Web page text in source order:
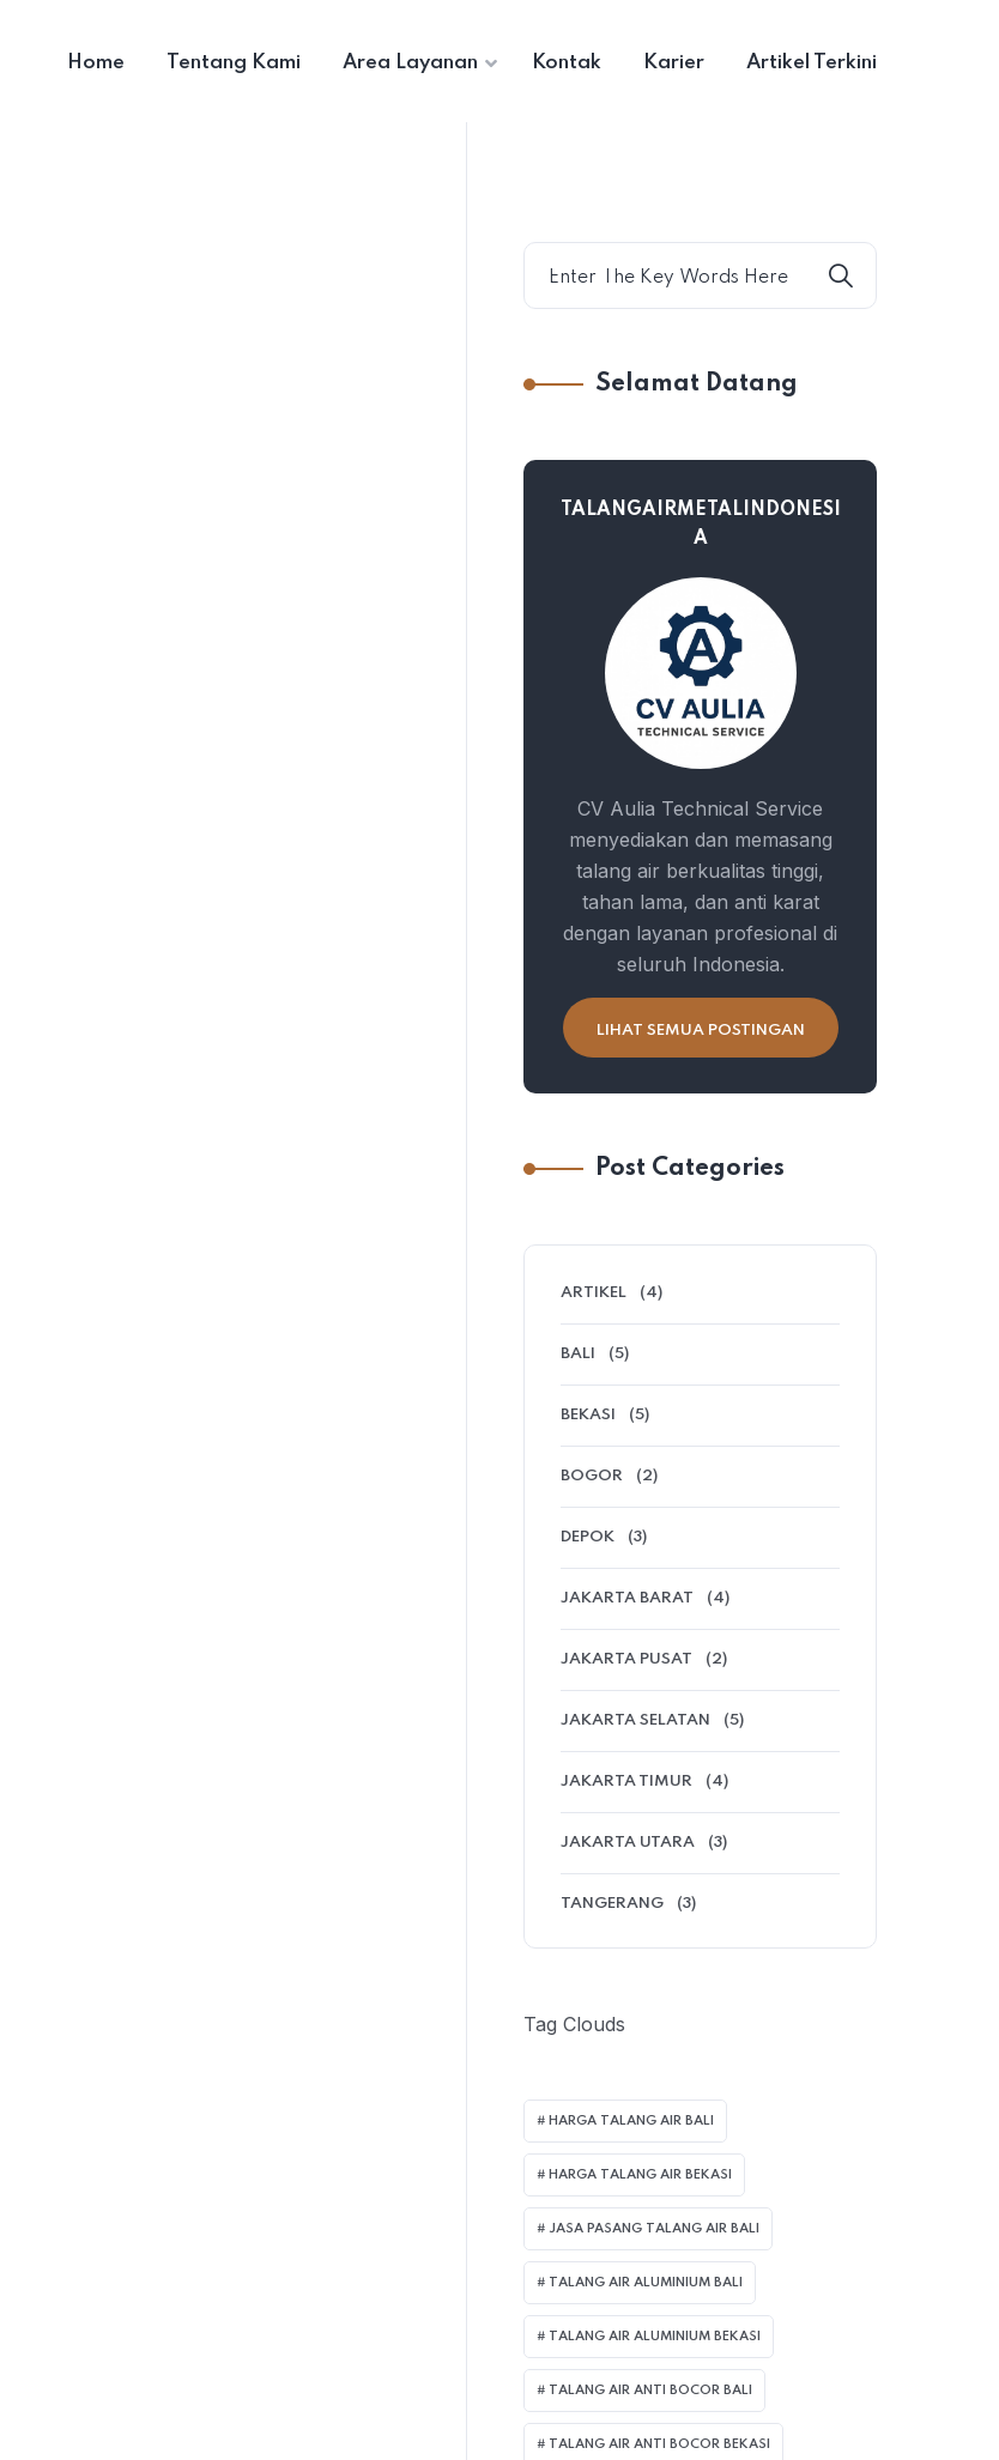
Home Tentang Kami Area Layanan Kontak Karier Artikel Terkini
Selamat Datang
TALANGAIRMETALINDONESI
A
CV Aulia Technical Service
menyediakan dan memasang
talang air berkualitas tinggi,
tahan lama, dan anti karat
dengan layanan profesional di
seluruh Indonesia.
LIHAT SEMUA POSTINGAN
Post Categories
ARTIKEL (4)
BALI (5)
BEKASI (5)
BOGOR (2)
DEPOK (3)
JAKARTA BARAT (4)
JAKARTA PUSAT (2)
JAKARTA SELATAN (5)
JAKARTA TIMUR (4)
JAKARTA UTARA (3)
TANGERANG (3)
Tag Clouds
HARGA TALANG AIR BALI
HARGA TALANG AIR BEKASI
JASA PASANG TALANG AIR BALI
TALANG AIR ALUMINIUM BALI
TALANG AIR ALUMINIUM BEKASI
TALANG AIR ANTI BOCOR BALI
TALANG AIR ANTI BOCOR BEKASI